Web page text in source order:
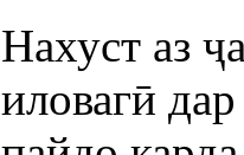
Нахуст аз
иловагӣ